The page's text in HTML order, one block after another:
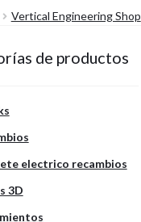
Vertical Engineering Shop
de productos
electrico recambios
3D